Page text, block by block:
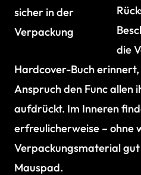
sicher in der
Verpackung
die
Hardcover-Buch
Anspruch den Func allen
aufdrückt. Im Inneren
erfreulicherweise – ohne
Verpackungsmaterial
Mauspad.